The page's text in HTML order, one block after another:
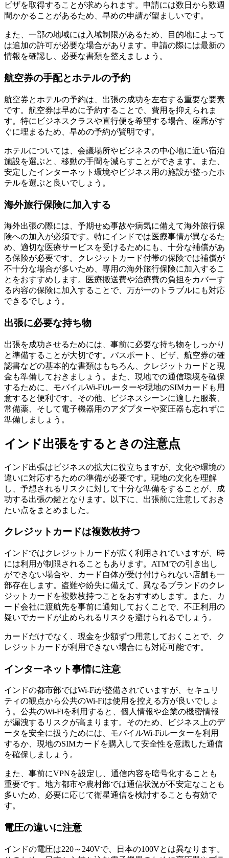
ビザを取得することが求められます。申請には数日から数週
間かかることがあるため、早めの申請が望ましいです。
また、一部の地域には入域制限があるため、目的地によって
は追加の許可が必要な場合があります。申請の際には最新の
情報を確認し、必要な書類を整えましょう。
航空券の手配とホテルの予約
航空券とホテルの予約は、出張の成功を左右する重要な要素
です。航空券は早めに予約することで、費用を抑えられま
す。特にビジネスクラスや直行便を希望する場合、座席がす
ぐに埋まるため、早めの予約が賢明です。
ホテルについては、会議場所やビジネスの中心地に近い宿泊
施設を選ぶと、移動の手間を減らすことができます。また、
安定したインターネット環境やビジネス用の施設が整ったホ
テルを選ぶと良いでしょう。
海外旅行保険に加入する
海外出張の際には、予期せぬ事故や病気に備えて海外旅行保
険への加入が必須です。特にインドでは医療事情が異なるた
め、適切な医療サービスを受けるためにも、十分な補償があ
る保険が必要です。クレジットカード付帯の保険では補償が
不十分な場合が多いため、専用の海外旅行保険に加入するこ
とをおすすめします。医療搬送費や治療費の負担をカバーす
る内容の保険に加入することで、万が一のトラブルにも対応
できるでしょう。
出張に必要な持ち物
出張を成功させるためには、事前に必要な持ち物をしっかり
と準備することが大切です。パスポート、ビザ、航空券の確
認書などの基本的な書類はもちろん、クレジットカードと現
金も準備しておきましょう。また、現地での通信環境を確保
するために、モバイルWi-Fiルーターや現地のSIMカードも用
意すると便利です。その他、ビジネスシーンに適した服装、
常備薬、そして電子機器用のアダプターや変圧器も忘れずに
準備しましょう。
インド出張をするときの注意点
インド出張はビジネスの拡大に役立ちますが、文化や環境の
違いに対応するための準備が必要です。現地の文化を理解
し、予想されるリスクに対して十分な準備をすることが、成
功する出張の鍵となります。以下に、出張前に注意しておき
たい点をまとめました。
クレジットカードは複数枚持つ
インドではクレジットカードが広く利用されていますが、時
には利用が制限されることもあります。ATMでの引き出し
ができない場合や、カード自体が受け付けられない店舗も一
部存在します。盗難や紛失に備えて、異なるブランドのクレ
ジットカードを複数枚持つことをおすすめします。また、カ
ード会社に渡航先を事前に通知しておくことで、不正利用の
疑いでカードが止められるリスクを避けられるでしょう。
カードだけでなく、現金を少額ずつ用意しておくことで、ク
レジットカードが利用できない場合にも対応可能です。
インターネット事情に注意
インドの都市部ではWi-Fiが整備されていますが、セキュリ
ティの観点から公共のWi-Fiは使用を控える方が良いでしょ
う。公共のWi-Fiを利用すると、個人情報や企業の機密情報
が漏洩するリスクが高まります。そのため、ビジネス上のデ
ータを安全に扱うためには、モバイルWi-Fiルーターを利用
するか、現地のSIMカードを購入して安全性を意識した通信
を確保しましょう。
また、事前にVPNを設定し、通信内容を暗号化することも
重要です。地方都市や農村部では通信状況が不安定なことも
多いため、必要に応じて衛星通信を検討することも有効で
す。
電圧の違いに注意
インドの電圧は220～240Vで、日本の100Vとは異なります。